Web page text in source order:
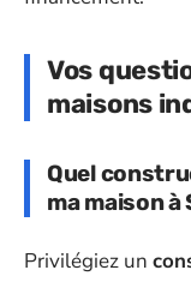
Vos
maisons
Quel
ma maison
Privilégiez un